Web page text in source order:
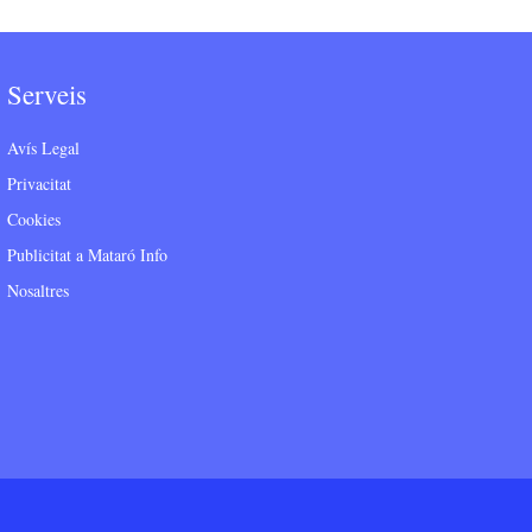
Serveis
Avís Legal
Privacitat
Cookies
Publicitat a Mataró Info
Nosaltres